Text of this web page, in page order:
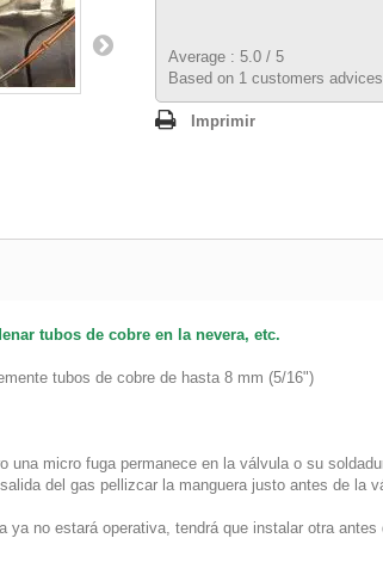
Average : 5.0 / 5
Based on 1 customers
Imprimir
tubos de cobre en la nevera, etc.
tubos de cobre de hasta 8 mm (5/16")
una micro fuga permanece en la válvula o su
del gas pellizcar la manguera justo antes de la
ya no estará operativa, tendrá que instalar otra